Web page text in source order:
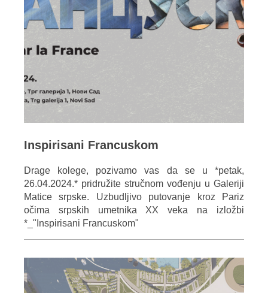
Inspirisani Francuskom
Drage kolege, pozivamo vas da se u *petak,
26.04.2024.* pridružite stručnom vođenju u Galeriji
Matice srpske. Uzbudljivo putovanje kroz Pariz
očima srpskih umetnika XX veka na izložbi
*_"Inspirisani Francuskom"